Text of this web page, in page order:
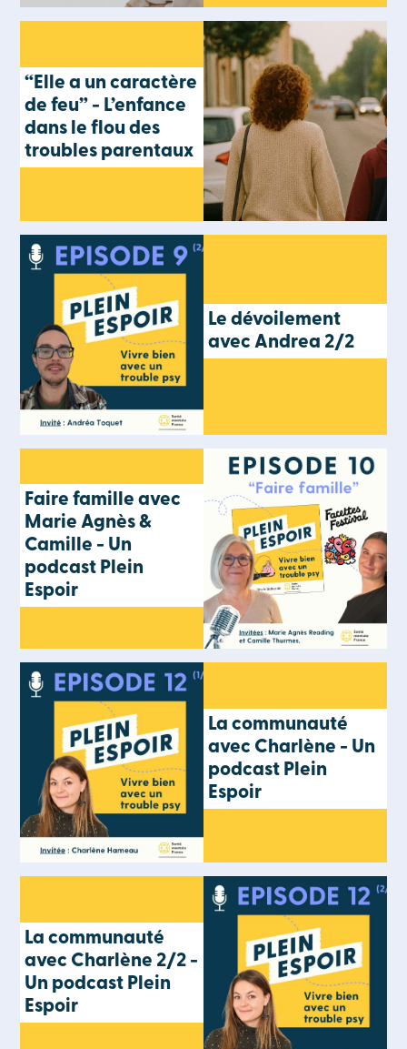
“Elle a un caractère
de feu” - L’enfance
dans le flou des
troubles parentaux
Le dévoilement
avec Andrea 2/2
Faire famille avec
Marie Agnès &
Camille - Un
podcast Plein
Espoir
La communauté
avec Charlène - Un
podcast Plein
Espoir
La communauté
avec Charlène 2/2 -
Un podcast Plein
Espoir